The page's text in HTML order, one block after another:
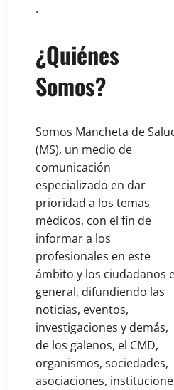
.
¿Quiénes
Somos?
Somos Mancheta de
(MS), un medio de
comunicación
especializado en dar
prioridad a los temas
médicos, con el fin de
informar a los
profesionales en este
ámbito y los ciudadanos
general, difundiendo las
noticias, eventos,
investigaciones y demás,
de los galenos, el CMD,
organismos, sociedades,
asociaciones,